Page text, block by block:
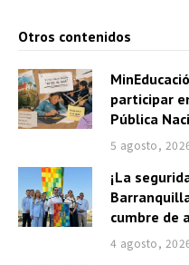
Otros contenidos
participar
Pública
5 agosto,
¡La
cumbre de
4 agosto,